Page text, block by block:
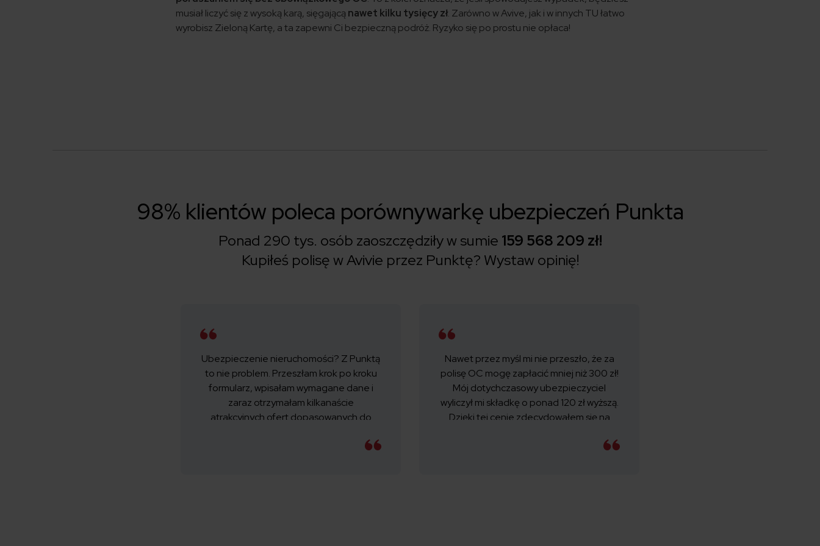
musiał liczyć się z wysoką karą, sięgającą nawet kilku tysięcy zł. Zarówno w Avive, jak i w innych TU łatwo
wyrobisz Zieloną Kartę, a ta zapewni Ci bezpieczną podróż. Ryzyko się po prostu nie opłaca!
98% klientów poleca porównywarkę ubezpieczeń Punkta
Ponad 290 tys. osób zaoszczędziły w sumie 159 568 209 zł!
Kupiłeś polisę w Avivie przez Punktę? Wystaw opinię!
Ubezpieczenie nieruchomości? Z Punktą
to nie problem. Przeszłam krok po kroku
formularz, wpisałam wymagane dane i
zaraz otrzymałam kilkanaście
atrakcyjnych ofert dopasowanych do
Nawet przez myśl mi nie przeszło, że za
polisę OC mogę zapłacić mniej niż 300 zł!
Mój dotychczasowy ubezpieczyciel
wyliczył mi składkę o ponad 120 zł wyższą.
Dzięki tej cenie zdecydowałem się na
wyniosła mnie mniej niż w poprzednim